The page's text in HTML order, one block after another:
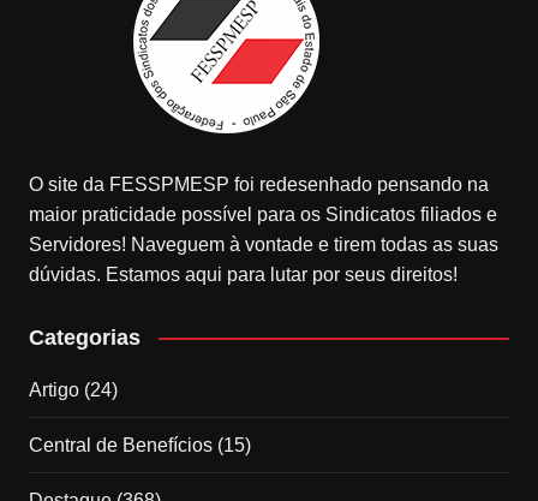
O site da FESSPMESP foi redesenhado pensando na
maior praticidade possível para os Sindicatos filiados e
Servidores! Naveguem à vontade e tirem todas as suas
dúvidas. Estamos aqui para lutar por seus direitos!
Categorias
Artigo(24)
Central de Benefícios(15)